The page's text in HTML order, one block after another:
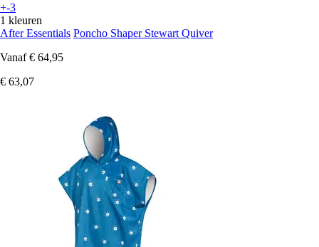
+-3
1 kleuren
After Essentials Poncho Shaper Stewart Quiver
Vanaf € 64,95
€ 63,07